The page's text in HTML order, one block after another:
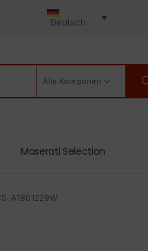
Deutsch
Alle Kategorien
Maserati Selection
A1801229W